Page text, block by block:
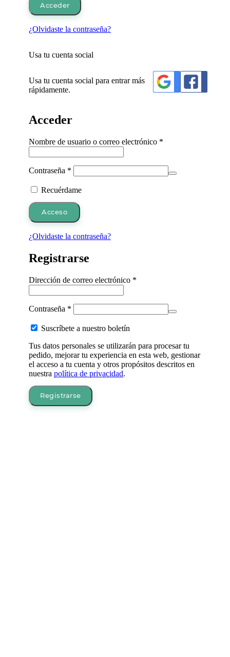
Acceder
¿Olvidaste la contraseña?
Usa tu cuenta social
Usa tu cuenta social para entrar más
rápidamente.
Acceder
Nombre de usuario o correo electrónico *
Contraseña *
Recuérdame
Acceso
¿Olvidaste la contraseña?
Registrarse
Dirección de correo electrónico *
Contraseña *
Suscríbete a nuestro boletín
Tus datos personales se utilizarán para procesar tu
pedido, mejorar tu experiencia en esta web, gestionar
el acceso a tu cuenta y otros propósitos descritos en
nuestra política de privacidad.
Registrarse